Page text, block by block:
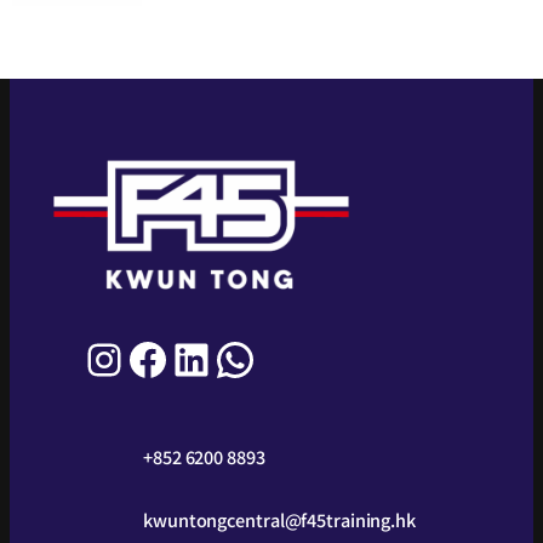
+852 6200 8893
kwuntongcentral@f45training.hk